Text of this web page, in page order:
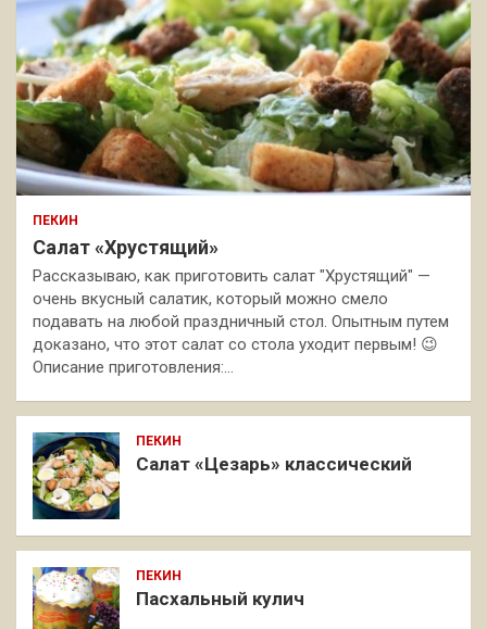
ПЕКИН
Салат «Хрустящий»
Рассказываю, как приготовить салат "Хрустящий" —
очень вкусный салатик, который можно смело
подавать на любой праздничный стол. Опытным путем
доказано, что этот салат со стола уходит первым! 😉
Описание приготовления:…
ПЕКИН
Салат «Цезарь» классический
ПЕКИН
Пасхальный кулич